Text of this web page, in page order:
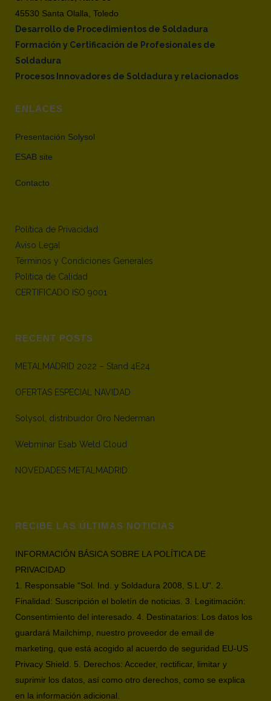
45530 Santa Olalla, Toledo
Desarrollo de Procedimientos de Soldadura
Formación y Certificación de Profesionales de
Soldadura
Procesos Innovadores de Soldadura y relacionados
ENLACES
Presentación Solysol
ESAB site
Contacto
Política de Privacidad
Aviso Legal
Términos y Condiciones Generales
Política de Calidad
CERTIFICADO ISO 9001
RECENT POSTS
METALMADRID 2022 – Stand 4E24
OFERTAS ESPECIAL NAVIDAD
Solysol, distribuidor Oro Nederman
Webminar Esab Weld Cloud
NOVEDADES METALMADRID
RECIBE LAS ÚLTIMAS NOTICIAS
INFORMACIÓN BÁSICA SOBRE LA POLÍTICA DE
PRIVACIDAD
1. Responsable "Sol. Ind. y Soldadura 2008, S.L.U". 2.
Finalidad: Suscripción el boletín de noticias. 3. Legitimación:
Consentimiento del interesado. 4. Destinatarios: Los datos los
guardará Mailchimp, nuestro proveedor de email de
marketing, que está acogido al acuerdo de seguridad EU-US
Privacy Shield. 5. Derechos: Acceder, rectificar, limitar y
suprimir los datos, así como otro derechos, como se explica
en la información adicional.